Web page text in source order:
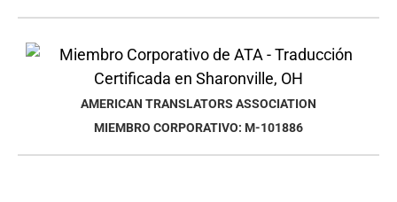
AMERICAN TRANSLATORS ASSOCIATION
MIEMBRO CORPORATIVO: M-101886